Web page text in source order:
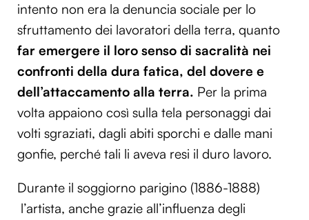
intento non era la denuncia sociale per lo
sfruttamento dei lavoratori della terra, quanto
far emergere il loro senso di sacralità nei
confronti della dura fatica, del dovere e
dell’attaccamento alla terra. Per la prima
volta appaiono così sulla tela personaggi dai
volti sgraziati, dagli abiti sporchi e dalle mani
gonfie, perché tali li aveva resi il duro lavoro.
Durante il soggiorno parigino (1886-1888)
l’artista, anche grazie all’influenza degli